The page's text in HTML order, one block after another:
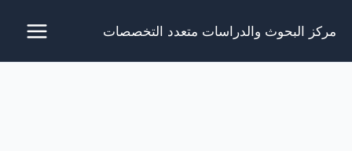
مركز البحوث والدراسات متعدد التخصصات